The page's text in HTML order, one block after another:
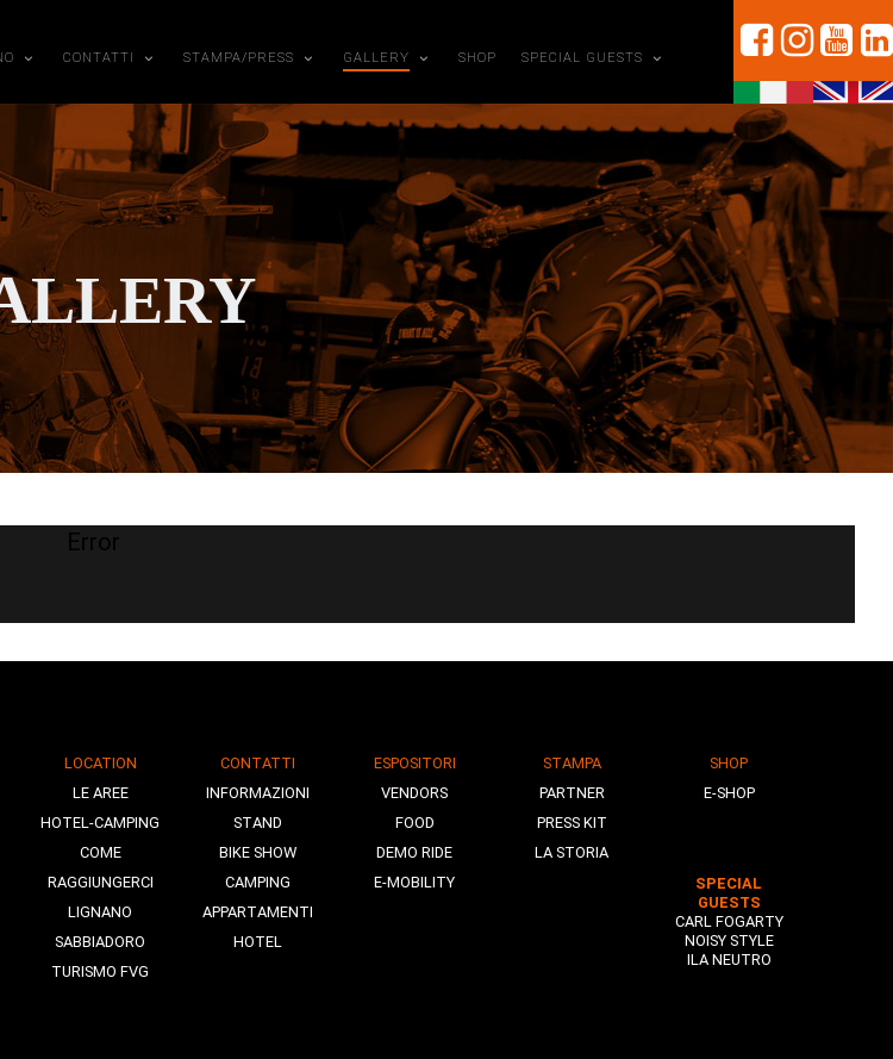
CONTATTI STAMPA/PRESS GALLERY SHOP SPECIAL GUESTS
Error
LOCATION
LE AREE
HOTEL-CAMPING
COME
RAGGIUNGERCI
LIGNANO
SABBIADORO
TURISMO FVG
CONTATTI
INFORMAZIONI
STAND
BIKE SHOW
CAMPING
APPARTAMENTI
HOTEL
ESPOSITORI
VENDORS
FOOD
DEMO RIDE
E-MOBILITY
STAMPA
PARTNER
PRESS KIT
LA STORIA
SHOP
E-SHOP
SPECIAL
GUESTS
CARL FOGARTY
NOISY STYLE
ILA NEUTRO